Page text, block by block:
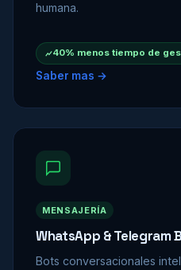
humana.
40% menos tiempo de
Saber mas →
MENSAJERÍA
WhatsApp & Telegram
Bots conversacionales